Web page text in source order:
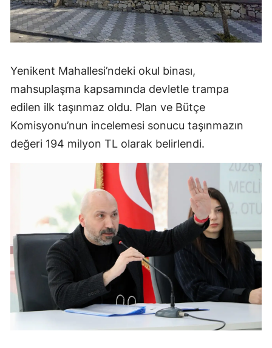
Yenikent Mahallesi’ndeki okul binası,
mahsuplaşma kapsamında devletle trampa
edilen ilk taşınmaz oldu. Plan ve Bütçe
Komisyonu’nun incelemesi sonucu taşınmazın
değeri 194 milyon TL olarak belirlendi.